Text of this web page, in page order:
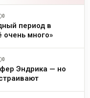
0
период в
очень много»
0
Эндрика — но